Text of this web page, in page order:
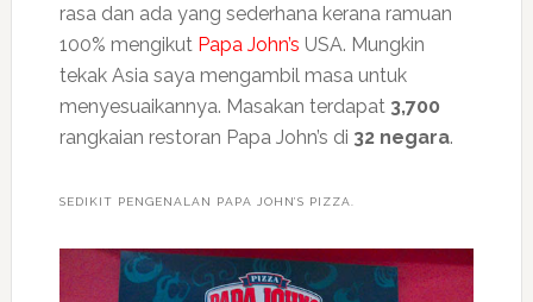
rasa dan ada yang sederhana kerana ramuan
100% mengikut Papa John’s USA. Mungkin
tekak Asia saya mengambil masa untuk
menyesuaikannya. Masakan terdapat 3,700
rangkaian restoran Papa John’s di 32 negara.
SEDIKIT PENGENALAN PAPA JOHN’S PIZZA.